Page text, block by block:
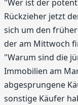
"Wer ist der
Rückzieher jetzt
sich um den
der am Mittwoch
"Warum sind die
Immobilien am
abgesprungene
sonstige Käufer